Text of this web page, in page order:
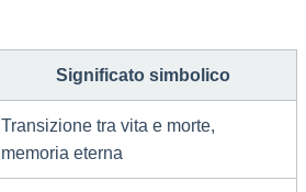
Significato simbolico
Transizione tra vita e morte,
memoria eterna